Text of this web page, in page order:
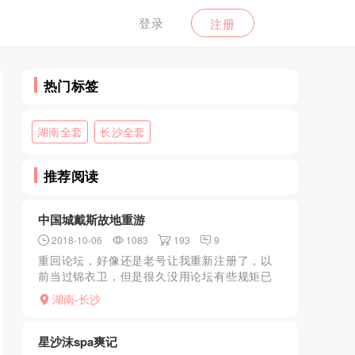
登录 注册
热门标签
湖南全套 长沙全套
推荐阅读
中国城戴斯故地重游
2018-10-06 1083 193 9
重回论坛，好像还是老号让我重新注册了，以
前当过锦衣卫，但是很久没用论坛有些规矩已
经不太清楚了，这个帖子也是重新来过的一个
开始，希望看官和版主将军等不要太见怪，多
湖南-长沙
星沙沫spa爽记